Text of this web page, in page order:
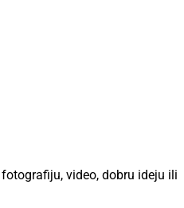
video, dobru ideju ili